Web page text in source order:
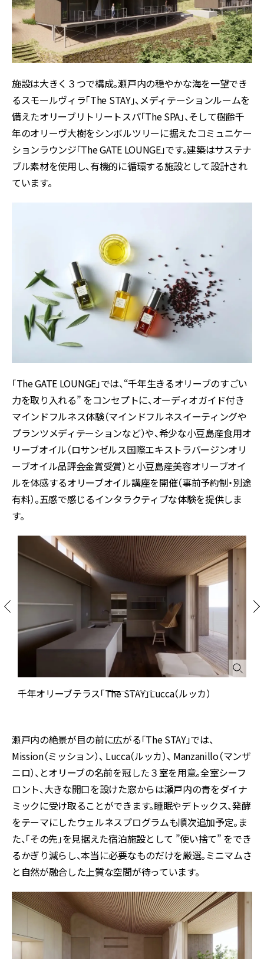
施設は大きく３つで構成。瀬戸内の穏やかな海を一望でき
るスモールヴィラ「The STAY」、メディテーションルームを
備えたオリーブリトリートスパ「The SPA」、そして樹齢千
年のオリーヴ大樹をシンボルツリーに据えたコミュニケー
ションラウンジ「The GATE LOUNGE」です。建築はサステナ
ブル素材を使用し、有機的に循環する施設として設計され
ています。
「The GATE LOUNGE」では、“千年生きるオリーブのすごい
力を取り入れる” をコンセプトに、オーディオガイド付き
マインドフルネス体験（マインドフルネスイーティングや
プランツメディテーションなど）や、希少な小豆島産食用オ
リーブオイル（ロサンゼルス国際エキストラバージンオリ
ーブオイル品評会金賞受賞）と小豆島産美容オリーブオイ
ルを体感するオリーブオイル講座を開催（事前予約制・別途
有料）。五感で感じるインタラクティブな体験を提供しま
す。
千年オリーブテラス「The STAY」Lucca（ルッカ）
瀬戸内の絶景が目の前に広がる「The STAY」では、
Mission（ミッション）、 Lucca（ルッカ）、 Manzanillo（マンザ
ニロ）、とオリーブの名前を冠した３室を用意。全室シーフ
ロント、大きな開口を設けた窓からは瀬戸内の青をダイナ
ミックに受け取ることができます。睡眠やデトックス、発酵
をテーマにしたウェルネスプログラムも順次追加予定。ま
た、「その先」を見据えた宿泊施設として ”使い捨て” をでき
るかぎり減らし、本当に必要なものだけを厳選。ミニマムさ
と自然が融合した上質な空間が待っています。